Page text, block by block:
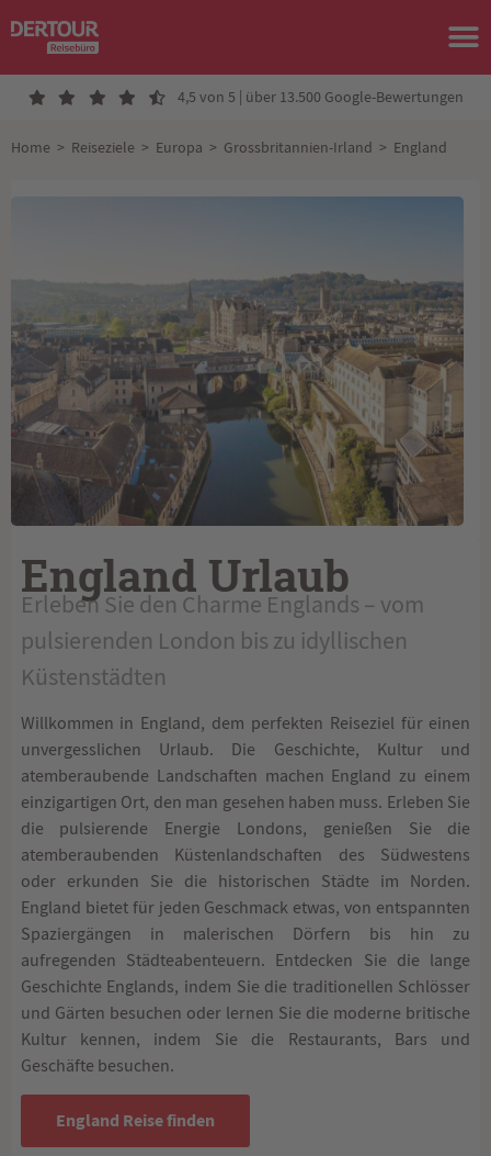
4,5 von 5 | über 13.500 Google-Bewertungen
Home > Reiseziele > Europa > Grossbritannien-Irland > England
England Urlaub
Erleben Sie den Charme Englands – vom
pulsierenden London bis zu idyllischen
Küstenstädten
Willkommen in England, dem perfekten Reiseziel für einen
unvergesslichen Urlaub. Die Geschichte, Kultur und
atemberaubende Landschaften machen England zu einem
einzigartigen Ort, den man gesehen haben muss. Erleben Sie
die pulsierende Energie Londons, genießen Sie die
atemberaubenden Küstenlandschaften des Südwestens
oder erkunden Sie die historischen Städte im Norden.
England bietet für jeden Geschmack etwas, von entspannten
Spaziergängen in malerischen Dörfern bis hin zu
aufregenden Städteabenteuern. Entdecken Sie die lange
Geschichte Englands, indem Sie die traditionellen Schlösser
und Gärten besuchen oder lernen Sie die moderne britische
Kultur kennen, indem Sie die Restaurants, Bars und
Geschäfte besuchen.
England Reise finden